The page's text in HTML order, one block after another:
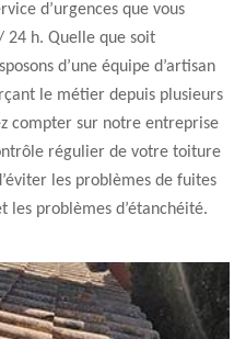
d’urgences que vous
24 h. Quelle que soit
d’une équipe d’artisan
le métier depuis plusieurs
compter sur notre entreprise
régulier de votre toiture
les problèmes de fuites
les problèmes d’étanchéité.